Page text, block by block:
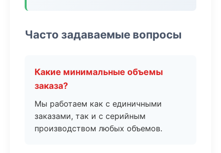
Часто задаваемые вопросы
Какие минимальные объемы
заказа?
Мы работаем как с единичными
заказами, так и с серийным
производством любых объемов.